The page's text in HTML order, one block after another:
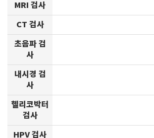
MRI 검사
CT 검사
초음파 검
사
내시경 검
사
헬리코박터
검사
HPV 검사